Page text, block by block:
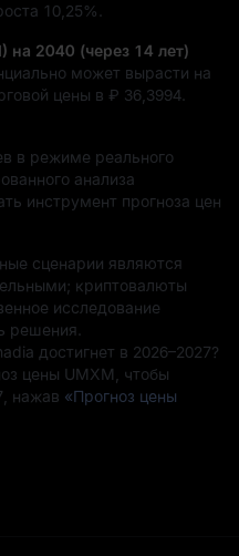
10,25%
на 2040 (через 14 лет)
может вырасти на
цены в ₽ 36,3994
в режиме реального
анализа
инструмент прогноза цен
сценарии являются
криптовалюты
исследование
решения.
достигнет в 2026–2027?
цены UMXM, чтобы
нажав «Прогноз цены